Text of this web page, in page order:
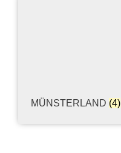
MÜNSTERLAND (4)